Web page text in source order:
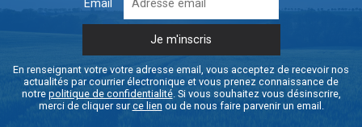
Email
En renseignant votre votre adresse email, vous acceptez de recevoir nos
actualités par courrier électronique et vous prenez connaissance de
notre politique de confidentialité. Si vous souhaitez vous désinscrire,
merci de cliquer surce lien ou de nous faire parvenir un email.